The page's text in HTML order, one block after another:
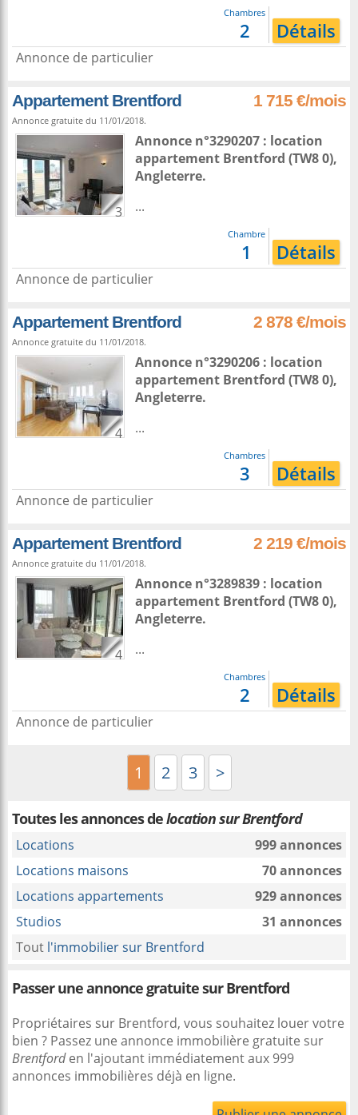
Chambres
2 Détails
Annonce de particulier
Appartement Brentford 1 715 €/mois
Annonce gratuite du 11/01/2018.
3
Annonce n°3290207 : location
appartement Brentford (TW8 0),
Angleterre.
...
Chambre
1 Détails
Annonce de particulier
Appartement Brentford 2 878 €/mois
Annonce gratuite du 11/01/2018.
4
Annonce n°3290206 : location
appartement Brentford (TW8 0),
Angleterre.
...
Chambres
3 Détails
Annonce de particulier
Appartement Brentford 2 219 €/mois
Annonce gratuite du 11/01/2018.
4
Annonce n°3289839 : location
appartement Brentford (TW8 0),
Angleterre.
...
Chambres
2 Détails
Annonce de particulier
1 2 3 >
Toutes les annonces delocation sur Brentford
Locations
999 annonces
Locations maisons
70 annonces
Locations appartements
929 annonces
Studios
31 annonces
Tout l'immobilier sur Brentford
Passer une annonce gratuite sur Brentford
Propriétaires sur Brentford, vous souhaitez louer votre
bien ? Passez une annonce immobilière gratuite sur
Brentforden l'ajoutant immédiatement aux 999
annonces immobilières déjà en ligne.